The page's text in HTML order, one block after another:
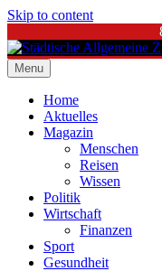
Skip to content
Städtische Allgemeine
Menu
Home
Aktuelles
Magazin
Menschen
Reisen
Wissen
Politik
Wirtschaft
Finanzen
Sport
Gesundheit